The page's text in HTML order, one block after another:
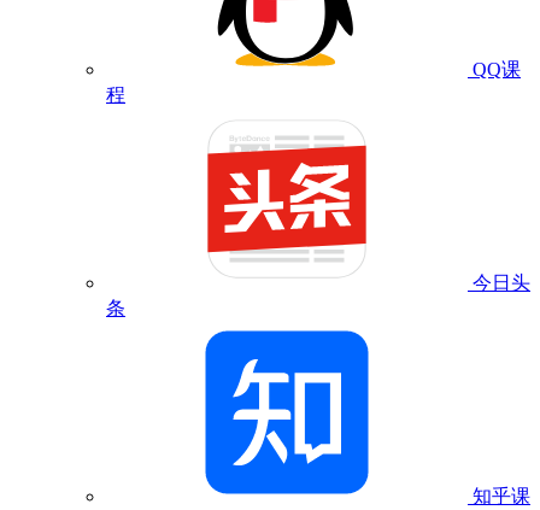
QQ课
程
今日头
条
知乎课